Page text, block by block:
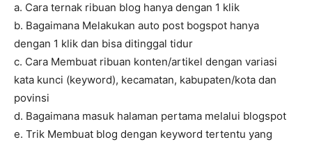
a. Cara ternak ribuan blog hanya dengan 1 klik
b. Bagaimana Melakukan auto post bogspot hanya
dengan 1 klik dan bisa ditinggal tidur
c. Cara Membuat ribuan konten/artikel dengan variasi
kata kunci (keyword), kecamatan, kabupaten/kota dan
povinsi
d. Bagaimana masuk halaman pertama melalui blogspot
e. Trik Membuat blog dengan keyword tertentu yang